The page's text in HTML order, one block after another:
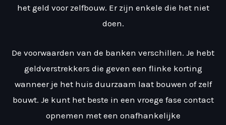
het geld voor zelfbouw. Er zijn enkele die het niet
doen.
De voorwaarden van de banken verschillen. Je hebt
geldverstrekkers die geven een flinke korting
wanneer je het huis duurzaam laat bouwen of zelf
bouwt. Je kunt het beste in een vroege fase contact
opnemen met een onafhankelijke